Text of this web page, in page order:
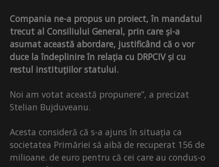
Compania ne-a propus un proiect, în mandatul
trecut al Consiliului General, prin care și-a
asumat această abordare, justificând că o vor
duce la îndeplinire în relația cu DRPCIV și cu
restul instituțiilor statului.
Noi am votat această propunere”, a precizat
Stelian Bujduveanu.
Acesta consideră că s-a ajuns în situația ca
societatea Primăriei să aibă de recuperat 156 de
milioane. de euro pentru că cei care au condus-o